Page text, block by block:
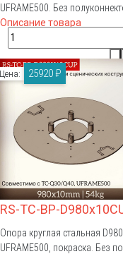
UFRAME500. Без
Описание товара
RS-TC-BP-
Опора круглая стальная
UFRAME500, покраска. Без
Цена: 25920 ₽